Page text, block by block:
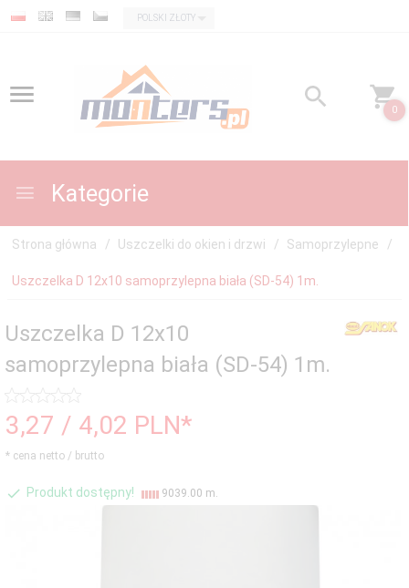
currency_h
POLSKI ZŁOTY
0
Kategorie
Strona główna Uszczelki do okien i drzwi Samoprzylepne
Uszczelka D 12x10 samoprzylepna biała (SD-54) 1m.
Uszczelka D 12x10
samoprzylepna biała (SD-54) 1m.
3,27 / 4,02 PLN*
* cena netto / brutto
Produkt dostępny! 9039.00 m.